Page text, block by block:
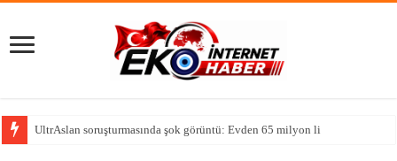
UltrAslan soruşturmasında şok görüntü: Evden 65 milyon lira çıktı